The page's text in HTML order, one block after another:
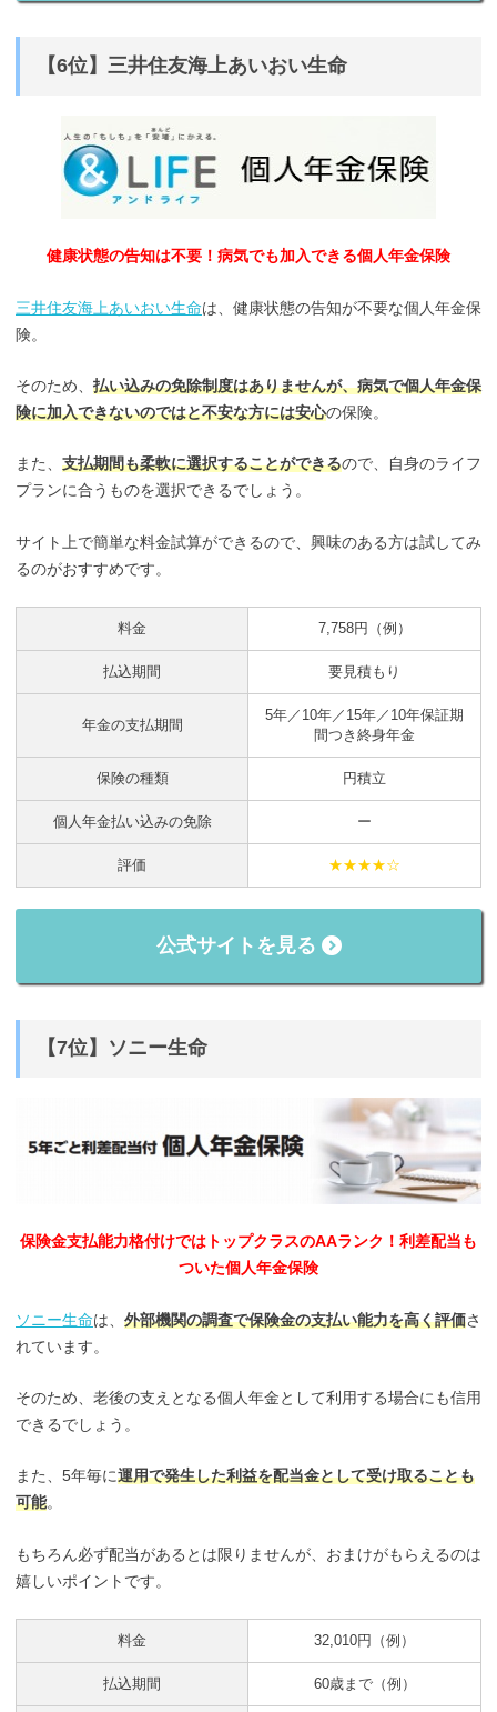
【6位】三井住友海上あいおい生命
健康状態の告知は不要！病気でも加入できる個人年金保険
三井住友海上あいおい生命は、健康状態の告知が不要な個人年金保
険。
そのため、 払い込みの免除制度はありませんが、病気で個人年金保
険に加入できないのではと不安な方には安心の保険。
また、 支払期間も柔軟に選択することができるので、自身のライフ
プランに合うものを選択できるでしょう。
サイト上で簡単な料金試算ができるので、興味のある方は試してみ
るのがおすすめです。
料金 7,758円（例）
払込期間 要見積もり
年金の支払期間
5年／10年／15年／10年保証期
間つき終身年金
保険の種類 円積立
個人年金払い込みの免除 ー
評価 ★★★★☆
公式サイトを見る
【7位】ソニー生命
保険金支払能力格付けではトップクラスのAAランク！利差配当も
ついた個人年金保険
ソニー生命は、 外部機関の調査で保険金の支払い能力を高く評価さ
れています。
そのため、老後の支えとなる個人年金として利用する場合にも信用
できるでしょう。
また、5年毎に運用で発生した利益を配当金として受け取ることも
可能。
もちろん必ず配当があるとは限りませんが、おまけがもらえるのは
嬉しいポイントです。
料金 32,010円（例）
払込期間 60歳まで（例）